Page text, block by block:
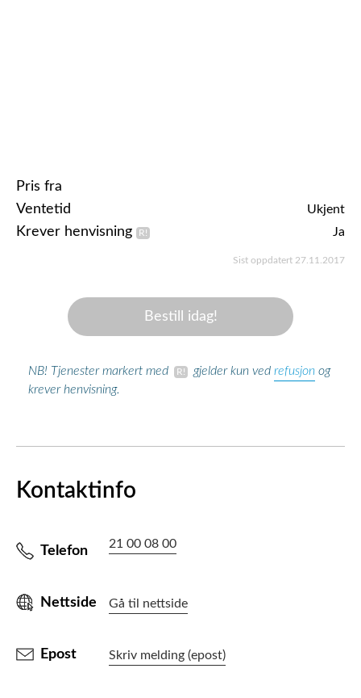
Pris fra
Ventetid
Ukjent
Krever henvisning Ja
Sist oppdatert 27.11.2017
Bestill idag!
NB! Tjenester markert med gjelder kun ved refusjon og
krever henvisning.
Kontaktinfo
Telefon 21 00 08 00
Nettside Gå til nettside
Epost Skriv melding (epost)